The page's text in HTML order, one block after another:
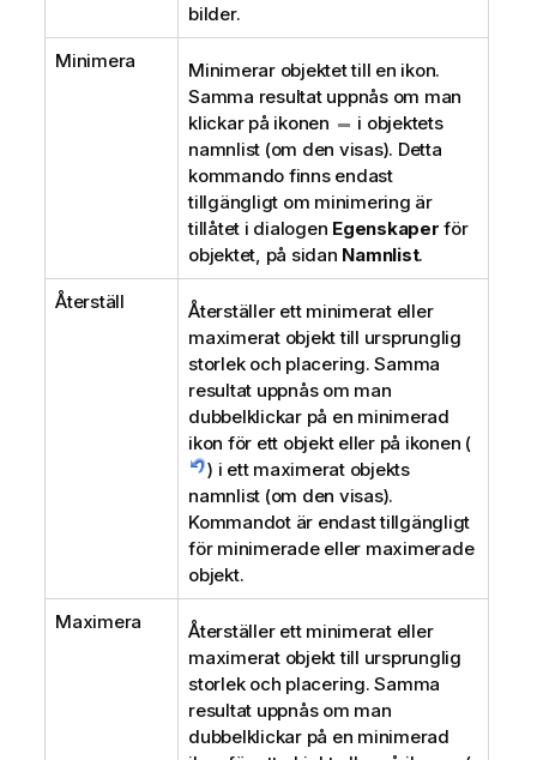
bilder.
Minimera
Minimerar objektet till en ikon.
Samma resultat uppnås om man
klickar på ikonen
i objektets
namnlist (om den visas). Detta
kommando finns endast
tillgängligt om minimering är
tillåtet i dialogen Egenskaper för
objektet, på sidan Namnlist.
Återställ
Återställer ett minimerat eller
maximerat objekt till ursprunglig
storlek och placering. Samma
resultat uppnås om man
dubbelklickar på en minimerad
ikon för ett objekt eller på ikonen (
) i ett maximerat objekts
namnlist (om den visas).
Kommandot är endast tillgängligt
för minimerade eller maximerade
objekt.
Maximera
Återställer ett minimerat eller
maximerat objekt till ursprunglig
storlek och placering. Samma
resultat uppnås om man
dubbelklickar på en minimerad